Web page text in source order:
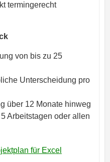
termingerecht
von bis zu 25
Unterscheidung pro
über 12 Monate hinweg
Arbeitstagen oder allen
für Excel